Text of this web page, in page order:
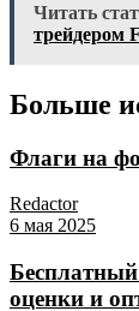
Читать
трейдером
Больше
Флаги на
Redactor
6 мая 2025
оценки и